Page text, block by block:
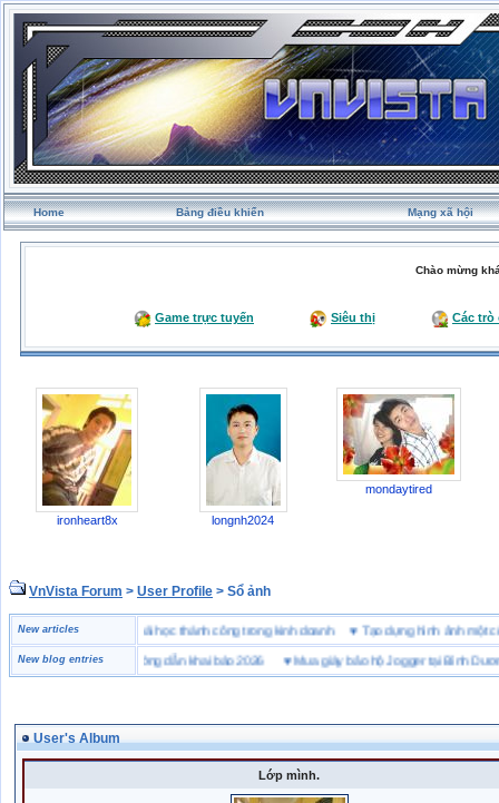
Home Bảng điều khiển Mạng xã hội
Chào mừng
Game trực tuyến Siêu thị Các trò
ironheart8x longnh2024
mondaytired
VnVista Forum > User Profile > Sổ ảnh
New articles
biệt” của Microsoft ♥4 bài học thành công trong kinh doanh ♥Tạo dựng hình ảnh
New blog entries
hải quan là gì? Hướng dẫn khai báo 2026♥ Mua giày bảo hộ Jogger tại Bình Dương
User's Album
Lớp mình.